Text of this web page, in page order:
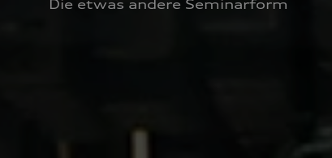
Die etwas andere Seminarform